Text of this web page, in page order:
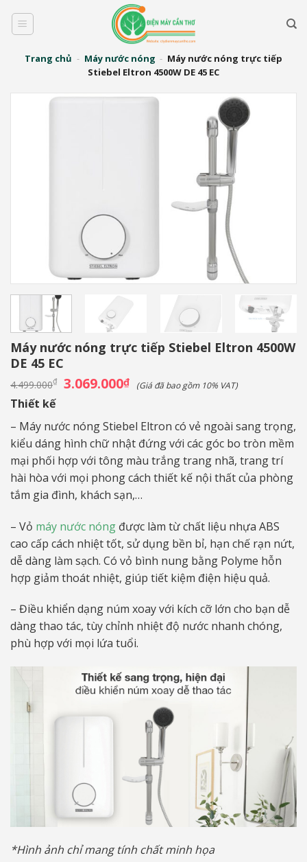
qua
dungTrang chủ - Máy nước nóng - Máy nước nóng trực tiếp
Stiebel Eltron 4500W DE 45 EC
Máy nước nóng trực tiếp Stiebel Eltron 4500W
DE 45 EC
4.499.000₫ Giá
gốc
3.069.000₫Giá
hiện
3.069.000₫.
(Giá đã bao gồm 10% VAT)
Thiết kế
– Máy nước nóng Stiebel Eltron có vẻ ngoài sang trọng,
kiểu dáng hình chữ nhật đứng với các góc bo tròn mềm
mại phối hợp với tông màu trắng trang nhã, trang trí
hài hòa với mọi phong cách thiết kế nội thất của phòng
tắm gia đình, khách sạn,…
– Vỏ máy nước nóng được làm từ chất liệu nhựa ABS
cao cấp cách nhiệt tốt, sử dụng bền bỉ, hạn chế rạn nứt,
dễ dàng làm sạch. Có vỏ bình nung bằng Polyme hỗn
hợp giảm thoát nhiệt, giúp tiết kiệm điện hiệu quả.
– Điều khiển dạng núm xoay với kích cỡ lớn cho bạn dễ
dàng thao tác, tùy chỉnh nhiệt độ nước nhanh chóng,
phù hợp với mọi lứa tuổi.
*Hình ảnh chỉ mang tính chất minh họa